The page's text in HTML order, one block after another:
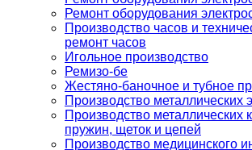
Ремонт оборудования
Производство часов и
ремонт часов
Игольное производство
Ремизо-бе
Жестяно-баночное и тубное
Производство металлических
Производство металлических
пружин, щеток и цепей
Производство медицинского